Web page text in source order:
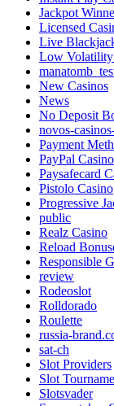
Jackpot
Licensed
Live
Low Volatility
New Casinos
News
No Deposit
novos-
Payment
PayPal
Paysafecard
Pistolo Casino
Progressive
public
Realz Casino
Reload
Responsible
review
Rodeoslot
Rolldorado
Roulette
russia-
sat-ch
Slot Providers
Slot
Slotsvader